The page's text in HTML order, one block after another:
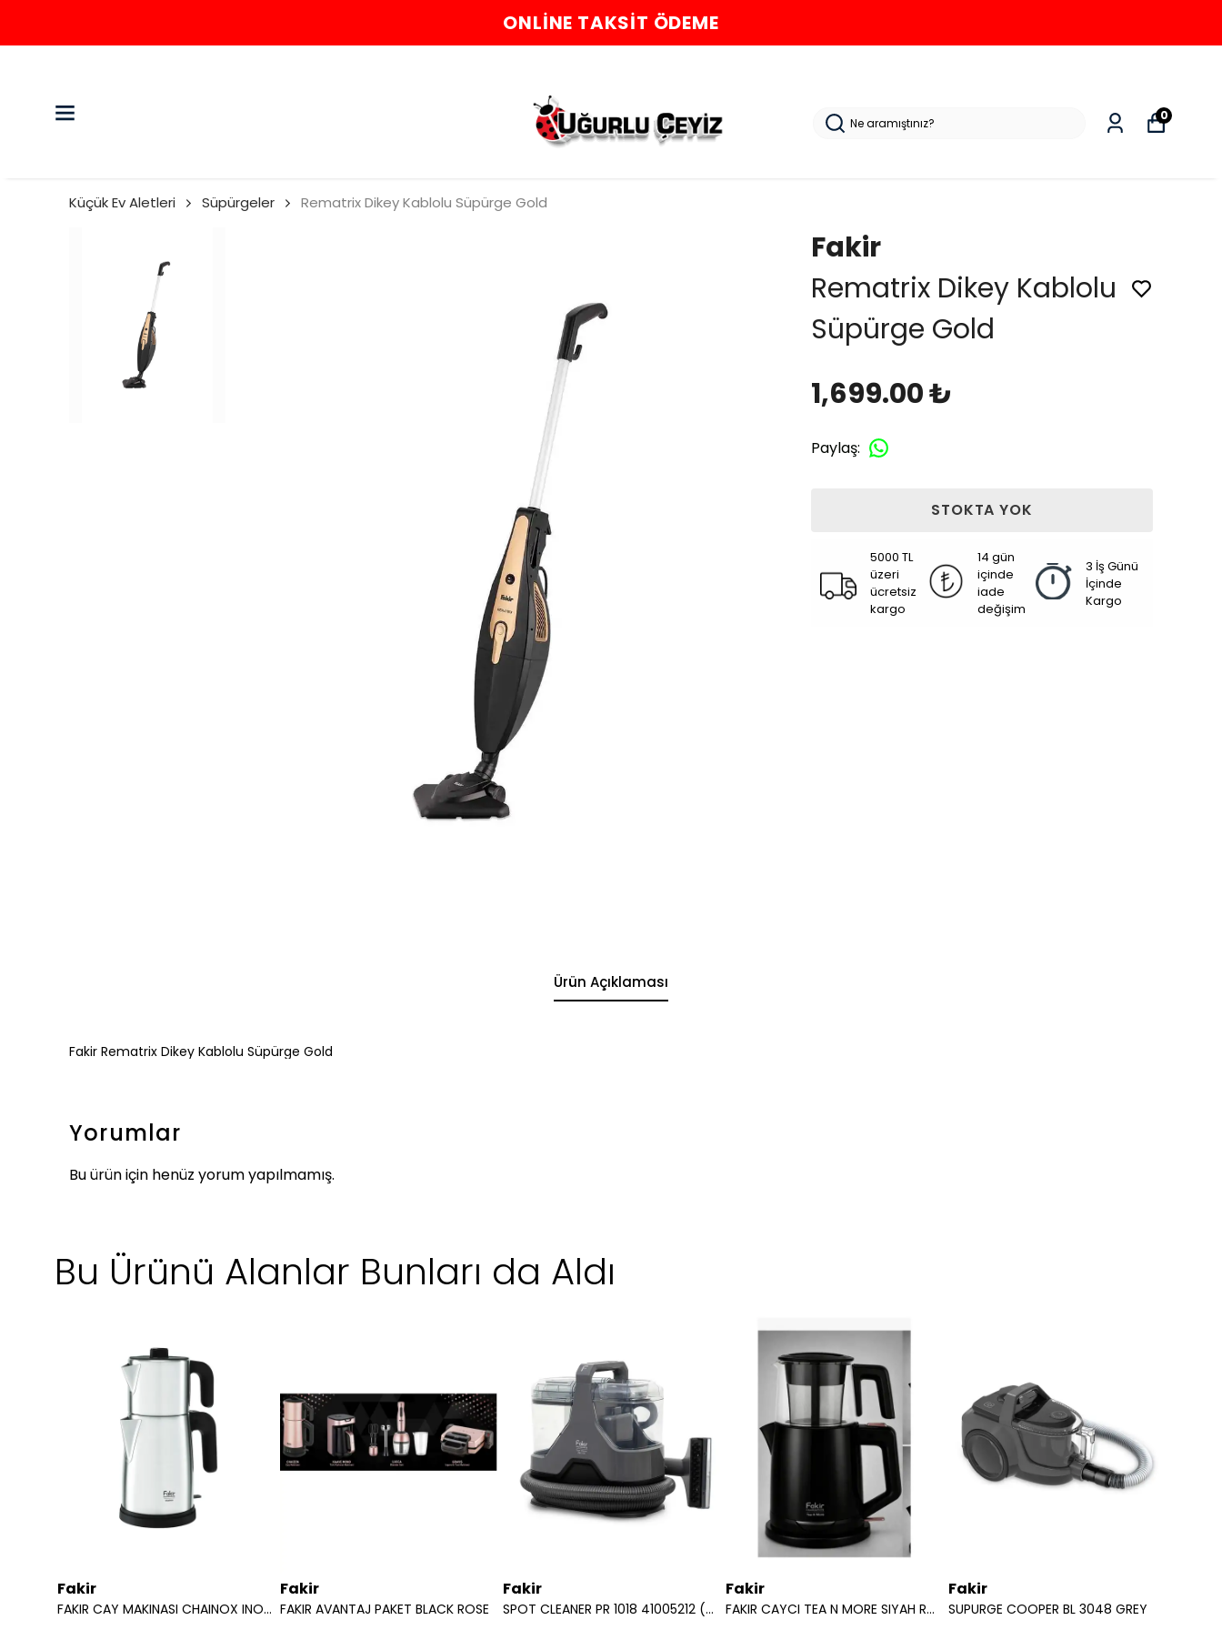
ONLINE TAKSIT ÖDEME
0
Küçük Ev Aletleri Süpürgeler Rematrix Dikey Kablolu Süpürge Gold
Fakir
Rematrix Dikey Kablolu
Süpürge Gold
1,699.00 ₺
Paylaş:
STOKTA YOK
5000 TL
üzeri
ücretsiz
kargo
14 gün
içinde
iade
değişim
3 İş Günü
İçinde
Kargo
Ürün Açıklaması
Fakir Rematrix Dikey Kablolu Süpürge Gold
Yorumlar
Bu ürün için henüz yorum yapılmamış.
Bu Ürünü Alanlar Bunları da Aldı
Fakir
FAKIR CAY MAKINASI CHAINOX INOX 41005578
Fakir
FAKIR AVANTAJ PAKET BLACK ROSE
Fakir
SPOT CLEANER PR 1018 41005212 (HEDIYE)
Fakir
FAKIR CAYCI TEA N MORE SIYAH ROSE
Fakir
SUPURGE COOPER BL 3048 GREY